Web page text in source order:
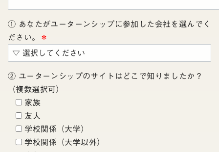
① あなたがユーターンシップに参加した会社を選んでく
ださい。
＊
② ユーターンシップのサイトはどこで知りましたか？
（複数選択可）
家族
友人
学校関係（大学）
学校関係（大学以外）